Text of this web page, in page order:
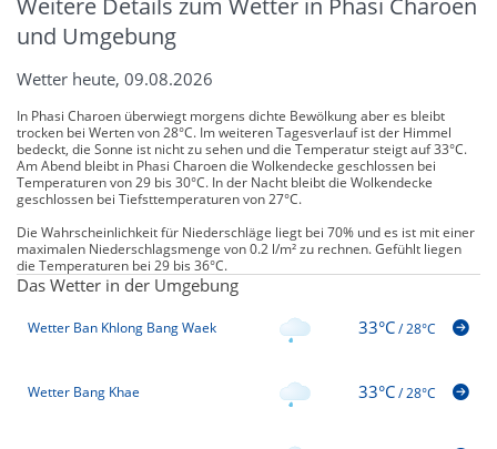
und Umgebung
Wetter heute, 09.08.2026
In Phasi Charoen überwiegt morgens dichte Bewölkung aber es bleibt
trocken bei Werten von 28°C. Im weiteren Tagesverlauf ist der Himmel
bedeckt, die Sonne ist nicht zu sehen und die Temperatur steigt auf 33°C.
Am Abend bleibt in Phasi Charoen die Wolkendecke geschlossen bei
Temperaturen von 29 bis 30°C. In der Nacht bleibt die Wolkendecke
geschlossen bei Tiefsttemperaturen von 27°C.
Die Wahrscheinlichkeit für Niederschläge liegt bei 70% und es ist mit einer
maximalen Niederschlagsmenge von 0.2 l/m² zu rechnen. Gefühlt liegen
die Temperaturen bei 29 bis 36°C.
Das Wetter in der Umgebung
Wetter Ban Khlong Bang Waek 33°C/28°C
Wetter Bang Khae 33°C/28°C